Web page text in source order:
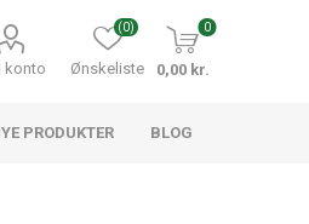
konto Ønskeliste
(0) 0
0,00 kr.
PRODUKTER BLOG